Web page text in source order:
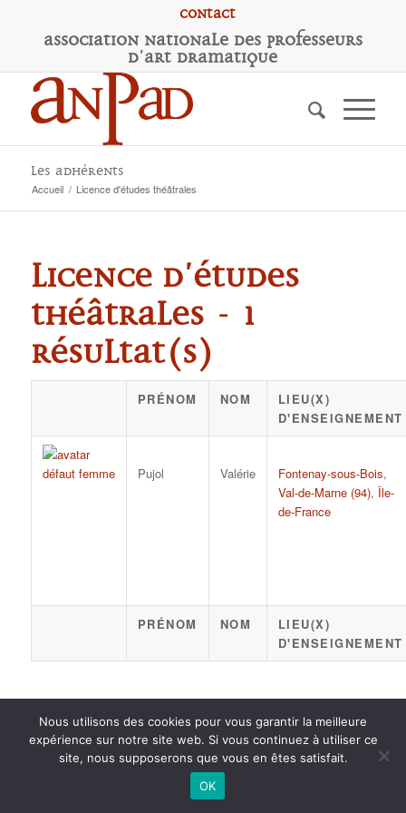
Contact
Association Nationale des Professeurs
d'Art Dramatique
Les adhérents
Accueil / Licence d'études théâtrales
Licence d'études
théâtrales - 1
résultat(s)
PRÉNOM NOM
LIEU(X)
D'ENSEIGNEMENT
Pujol Valérie Fontenay-sous-Bois,
Val-de-Marne (94), Île-
de-France
PRÉNOM NOM
LIEU(X)
D'ENSEIGNEMENT
2015 anPad - RéalisationTicoët
Mentions Légales
Nous utilisons des cookies pour vous garantir la meilleure
expérience sur notre site web. Si vous continuez à utiliser ce
site, nous supposerons que vous en êtes satisfait.
OK